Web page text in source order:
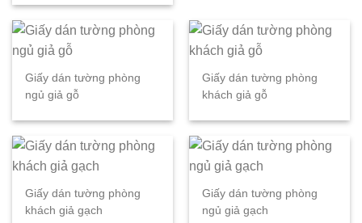
Giấy dán tường phòng
ngủ giả gỗ
Giấy dán tường phòng
khách giả gỗ
Giấy dán tường phòng
khách giả gạch
Giấy dán tường phòng
ngủ giả gạch